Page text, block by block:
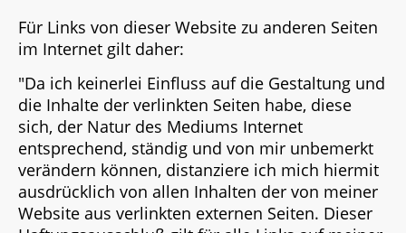
Für Links von dieser Website zu anderen Seiten
im Internet gilt daher:
"Da ich keinerlei Einfluss auf die Gestaltung und
die Inhalte der verlinkten Seiten habe, diese
sich, der Natur des Mediums Internet
entsprechend, ständig und von mir unbemerkt
verändern können, distanziere ich mich hiermit
ausdrücklich von allen Inhalten der von meiner
Website aus verlinkten externen Seiten. Dieser